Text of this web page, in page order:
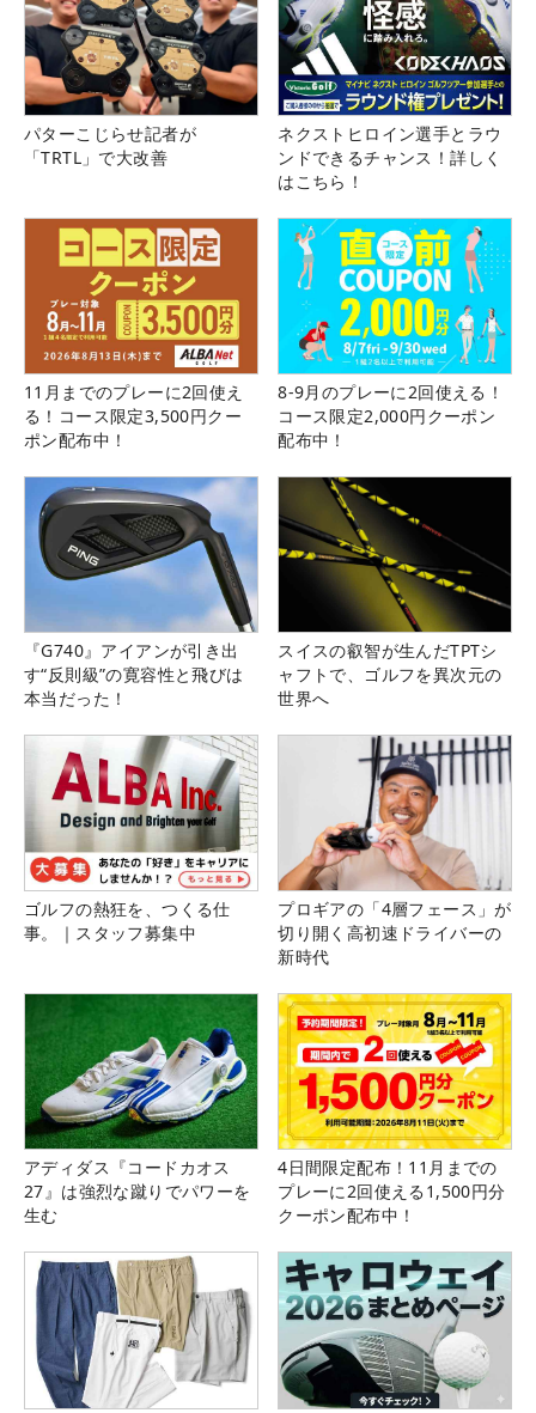
パターこじらせ記者が
「TRTL」で大改善
ネクストヒロイン選手とラウ
ンドできるチャンス！詳しく
はこちら！
11月までのプレーに2回使え
る！コース限定3,500円クー
ポン配布中！
8-9月のプレーに2回使える！
コース限定2,000円クーポン
配布中！
『G740』アイアンが引き出
す“反則級”の寛容性と飛びは
本当だった！
スイスの叡智が生んだTPTシ
ャフトで、ゴルフを異次元の
世界へ
ゴルフの熱狂を、つくる仕
事。｜スタッフ募集中
プロギアの「4層フェース」が
切り開く高初速ドライバーの
新時代
アディダス『コードカオス
27』は強烈な蹴りでパワーを
生む
4日間限定配布！11月までの
プレーに2回使える1,500円分
クーポン配布中！